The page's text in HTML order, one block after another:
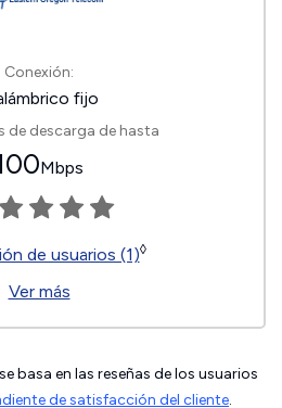
Conexión:
fijo
de descarga de hasta
Mbps
de usuarios (1)◊
Ver más
basa en las reseñas de los usuarios
de satisfacción del cliente.